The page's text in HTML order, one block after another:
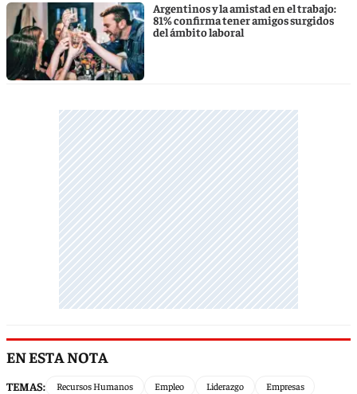
Argentinos y la amistad en el trabajo:
81% confirma tener amigos surgidos
del ámbito laboral
EN ESTA NOTA
TEMAS: Recursos Humanos Empleo Liderazgo Empresas